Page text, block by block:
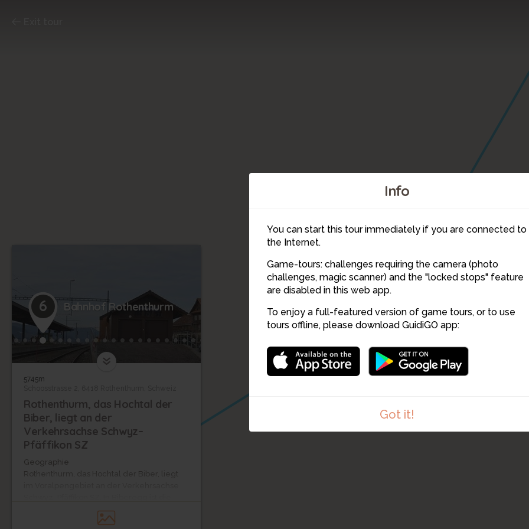
Info
You can start this tour immediately if you are connected to
the Internet.
Game-tours: challenges requiring the camera (photo
challenges, magic scanner) and the "locked stops" feature
are disabled in this web app.
To enjoy a full-featured version of game tours, or to use
tours offline, please download GuidiGO app:
Got it!
6
6 Bahnhof Rothenthurm
5745m
Rothenthurm, das Hochtal der
Biber, liegt an der
Verkehrsachse Schwyz–
Pfäffikon SZ
Geographie
Rothenthurm, das Hochtal der Biber, liegt
Wasserscheide, südlich fliesst die Steiner
Aa nach Steinen in den Lauerzersee und